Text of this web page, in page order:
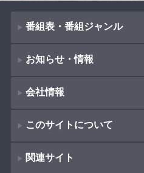
番組表・番組ジャンル
番組表
番組ジャンル
ドラマ
映画
お知らせ・情報
新着情報
お知らせ
イベント
会社情報
会社概要
（Company Information）
このサイトについて
著作権とリンク
関連サイト